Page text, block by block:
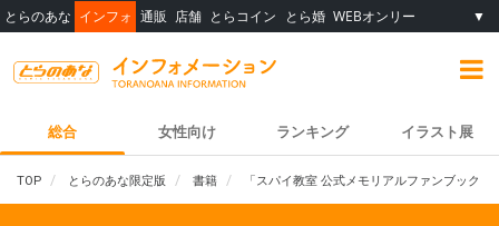
とらのあな インフォ 通販 店舗 とらコイン とら婚 WEBオンリー ▼
総合 女性向け ランキング イラスト展
TOP とらのあな限定版 書籍 「スパイ教室 公式メモリアルファンブック